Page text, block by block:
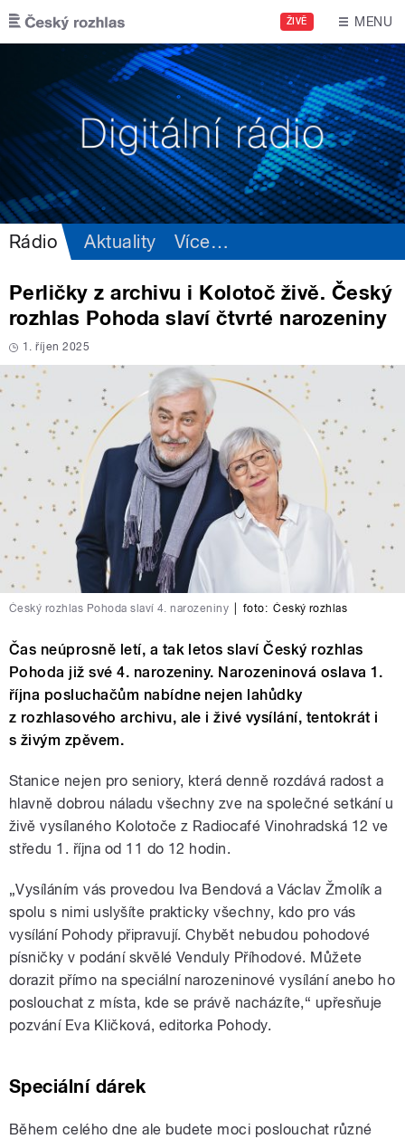
Přejít k hlavnímu obsahu
ŽIVĚ MENU
Rádio Aktuality Více…
Perličky z archivu i Kolotoč živě. Český
rozhlas Pohoda slaví čtvrté narozeniny
1. říjen 2025
Český rozhlas Pohoda slaví 4. narozeniny foto: Český rozhlas
Čas neúprosně letí, a tak letos slaví Český rozhlas
Pohoda již své 4. narozeniny. Narozeninová oslava 1.
října posluchačům nabídne nejen lahůdky
z rozhlasového archivu, ale i živé vysílání, tentokrát i
s živým zpěvem.
Stanice nejen pro seniory, která denně rozdává radost a
hlavně dobrou náladu všechny zve na společné setkání u
živě vysílaného Kolotoče z Radiocafé Vinohradská 12 ve
středu 1. října od 11 do 12 hodin.
„Vysíláním vás provedou Iva Bendová a Václav Žmolík a
spolu s nimi uslyšíte prakticky všechny, kdo pro vás
vysílání Pohody připravují. Chybět nebudou pohodové
písničky v podání skvělé Venduly Příhodové. Můžete
dorazit přímo na speciální narozeninové vysílání anebo ho
poslouchat z místa, kde se právě nacházíte,“ upřesňuje
pozvání Eva Kličková, editorka Pohody.
Speciální dárek
Během celého dne ale budete moci poslouchat různé